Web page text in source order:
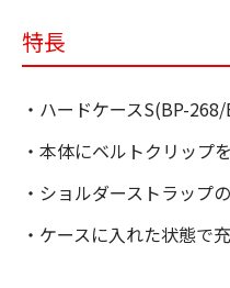
特長
・ハードケースS(BP-
・本体にベルトクリップ
・ショルダーストラップ
・ケースに入れた状態で